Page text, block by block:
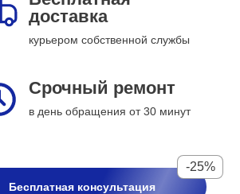
доставка
курьером собственной службы
Срочный ремонт
в день обращения от 30 минут
Бесплатная консультация
-25%